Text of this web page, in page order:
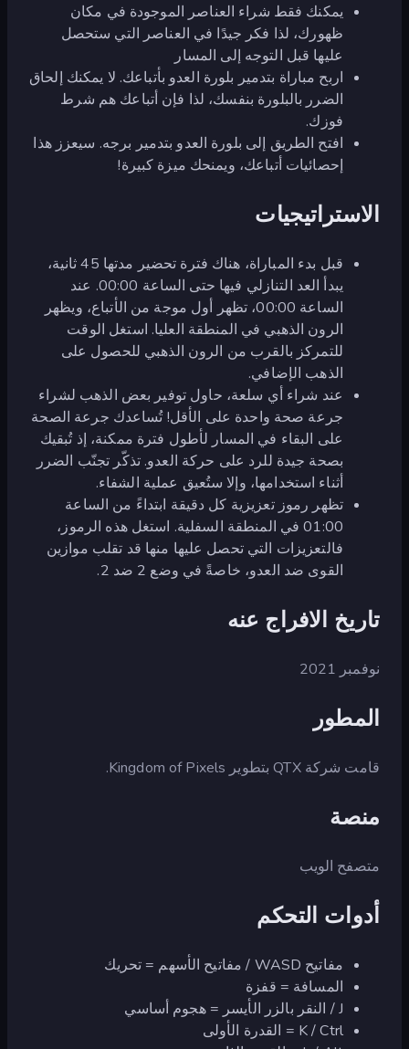
يمكنك فقط شراء العناصر الموجودة في مكان
ظهورك، لذا فكر جيدًا في العناصر التي ستحصل
عليها قبل التوجه إلى المسار
اربح مباراة بتدمير بلورة العدو بأتباعك. لا يمكنك إلحاق
الضرر بالبلورة بنفسك، لذا فإن أتباعك هم شرط
فوزك.
افتح الطريق إلى بلورة العدو بتدمير برجه. سيعزز هذا
إحصائيات أتباعك، ويمنحك ميزة كبيرة!
الاستراتيجيات
قبل بدء المباراة، هناك فترة تحضير مدتها 45 ثانية،
يبدأ العد التنازلي فيها حتى الساعة 00:00. عند
الساعة 00:00، تظهر أول موجة من الأتباع، ويظهر
الرون الذهبي في المنطقة العليا. استغل الوقت
للتمركز بالقرب من الرون الذهبي للحصول على
الذهب الإضافي.
عند شراء أي سلعة، حاول توفير بعض الذهب لشراء
جرعة صحة واحدة على الأقل! تُساعدك جرعة الصحة
على البقاء في المسار لأطول فترة ممكنة، إذ تُبقيك
بصحة جيدة للرد على حركة العدو. تذكّر تجنّب الضرر
أثناء استخدامها، وإلا ستُعيق عملية الشفاء.
تظهر رموز تعزيزية كل دقيقة ابتداءً من الساعة
01:00 في المنطقة السفلية. استغل هذه الرموز،
فالتعزيزات التي تحصل عليها منها قد تقلب موازين
القوى ضد العدو، خاصةً في وضع 2 ضد 2.
تاريخ الافراج عنه
نوفمبر 2021
المطور
قامت شركة QTX بتطوير Kingdom of Pixels.
منصة
متصفح الويب
أدوات التحكم
مفاتيح WASD / مفاتيح الأسهم = تحريك
المسافة = قفزة
J / النقر بالزر الأيسر = هجوم أساسي
K / Ctrl = القدرة الأولى